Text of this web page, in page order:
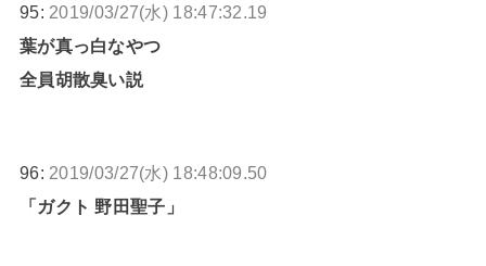
95: 2019/03/27(水) 18:47:32.19
葉が真っ白なやつ
全員胡散臭い説
96: 2019/03/27(水) 18:48:09.50
「ガクト 野田聖子」